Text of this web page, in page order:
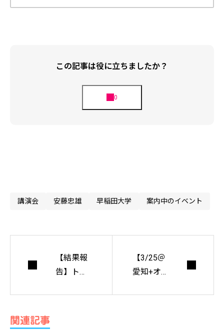
この記事は役に立ちましたか？
講演会 安藤忠雄 早稲田大学 案内中のイベント
【結果報
告】トウ
【3/25＠
愛知+オ
関連記事